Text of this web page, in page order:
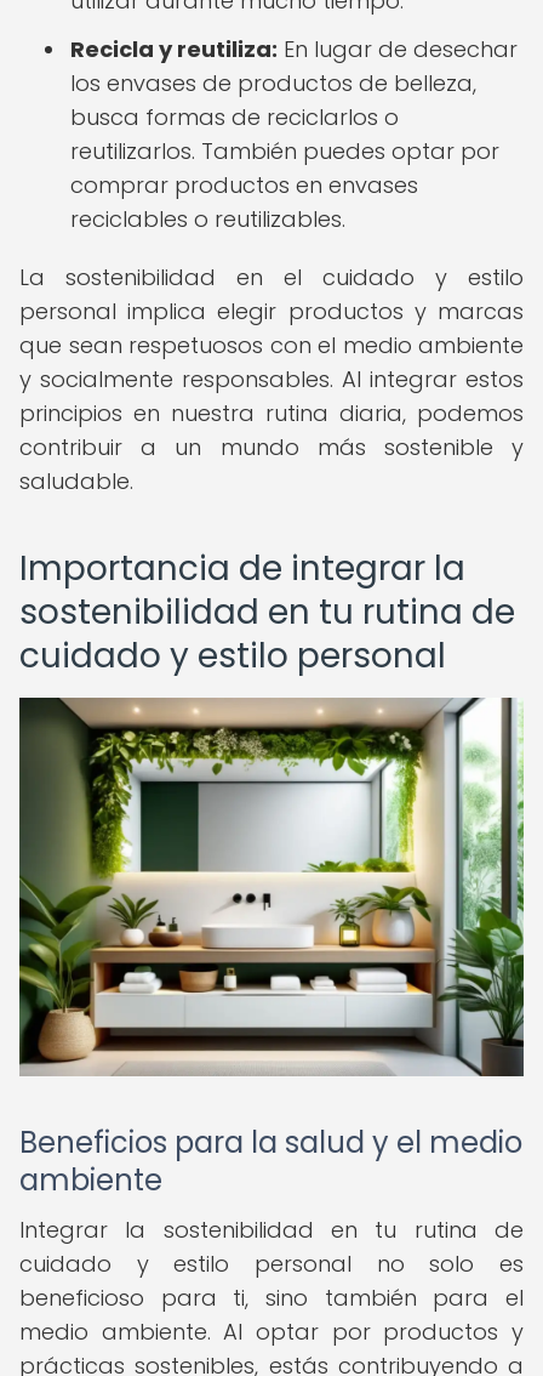
Recicla y reutiliza: En lugar de desechar
los envases de productos de belleza,
busca formas de reciclarlos o
reutilizarlos. También puedes optar por
comprar productos en envases
reciclables o reutilizables.
La sostenibilidad en el cuidado y estilo
personal implica elegir productos y marcas
que sean respetuosos con el medio ambiente
y socialmente responsables. Al integrar estos
principios en nuestra rutina diaria, podemos
contribuir a un mundo más sostenible y
saludable.
Importancia de integrar la
sostenibilidad en tu rutina de
cuidado y estilo personal
Beneficios para la salud y el medio
ambiente
Integrar la sostenibilidad en tu rutina de
cuidado y estilo personal no solo es
beneficioso para ti, sino también para el
medio ambiente. Al optar por productos y
prácticas sostenibles, estás contribuyendo a